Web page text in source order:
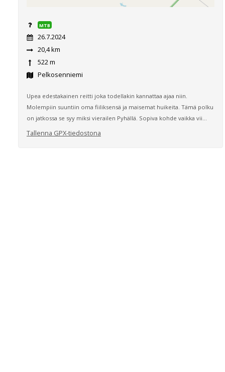
MTB
26.7.2024
20,4 km
522 m
Pelkosenniemi
Upea edestakainen reitti joka todellakin kannattaa ajaa niin.
Molempiin suuntiin oma fiiliksensä ja maisemat huikeita. Tämä polku
on jatkossa se syy miksi vierailen Pyhällä. Sopiva kohde vaikka vii...
Tallenna GPX-tiedostona